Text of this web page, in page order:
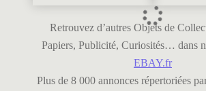
Retrouvez d’autres Objets de
Papiers, Publicité, Curiosités… dans
EBAY.fr
Plus de 8 000 annonces répertoriées